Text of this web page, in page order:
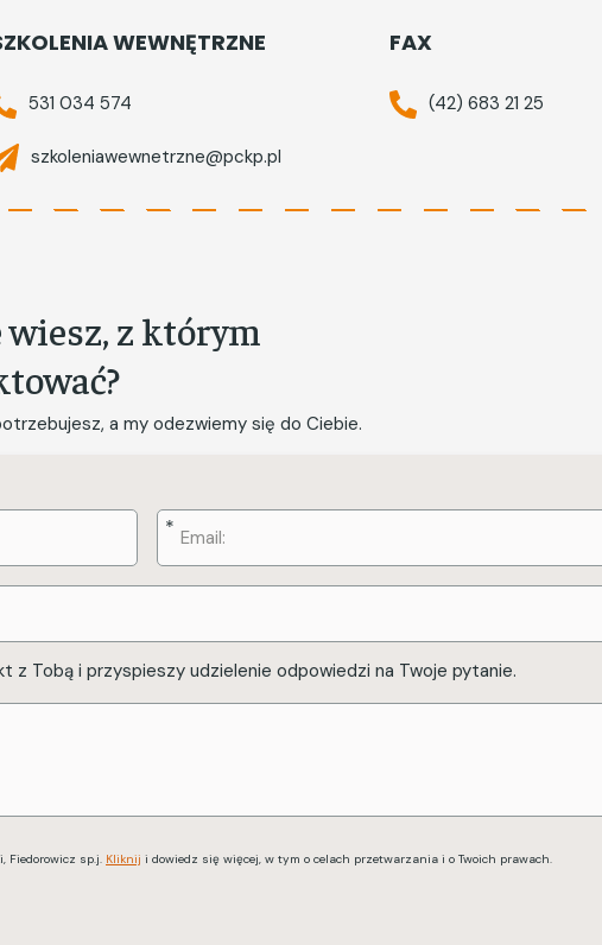
WEWNĘTRZNE
531 034 574
szkoleniawewnetrzne@pckp.pl
FAX
(42) 683 21 25
z którym
a my odezwiemy się do Ciebie.
E-
mail
z Tobą i przyspieszy udzielenie odpowiedzi na Twoje pytanie.
Fiedorowicz sp.j. Kliknij i dowiedz się więcej, w tym o celach przetwarzania i o Twoich prawach.